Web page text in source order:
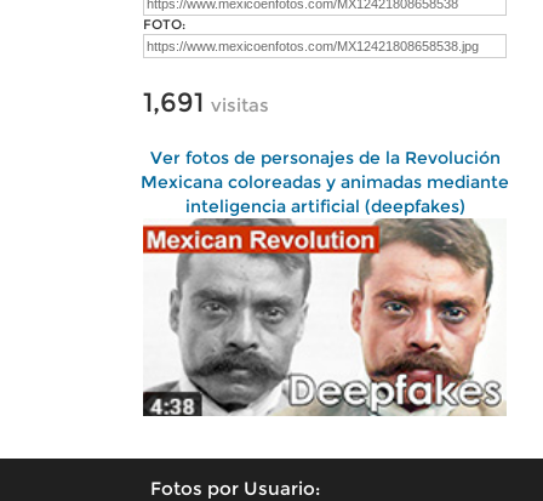
FOTO:
1,691 visitas
Ver fotos de personajes de la Revolución
Mexicana coloreadas y animadas mediante
inteligencia artificial (deepfakes)
Fotos por Usuario: